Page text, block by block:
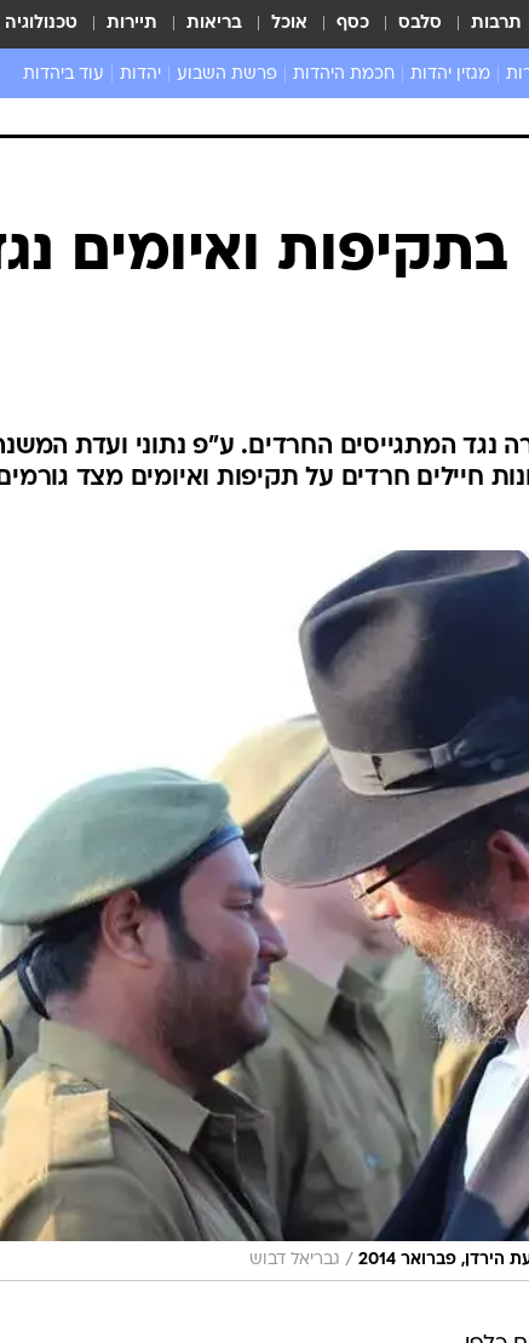
תרבות סלבס כסף אוכל בריאות תיירות טכנולוגיה
מגזין יהדות חכמת היהדות פרשת השבוע יהדות עוד ביהדות
ואיומים
נגד המתגייסים החרדים. ע"פ נתוני ועדת
חיילים חרדים על תקיפות ואיומים מצד גורמים
פברואר 2014 / גבריאל דבוש